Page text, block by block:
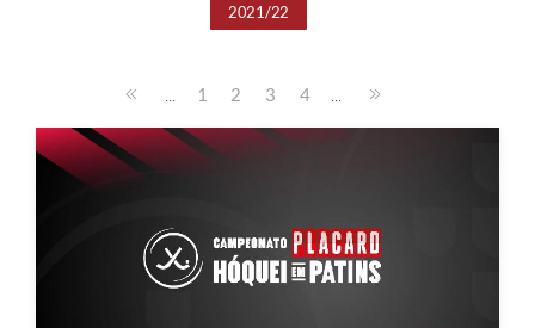
2021/22
... 1 2 3 4 ...